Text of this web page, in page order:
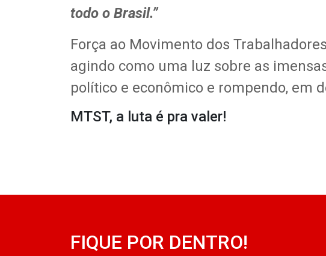
todo o Brasil.”
Força ao Movimento dos
agindo como uma luz sobre as
político e econômico e rompendo, em
MTST, a luta é pra valer!
FIQUE POR DENTRO!